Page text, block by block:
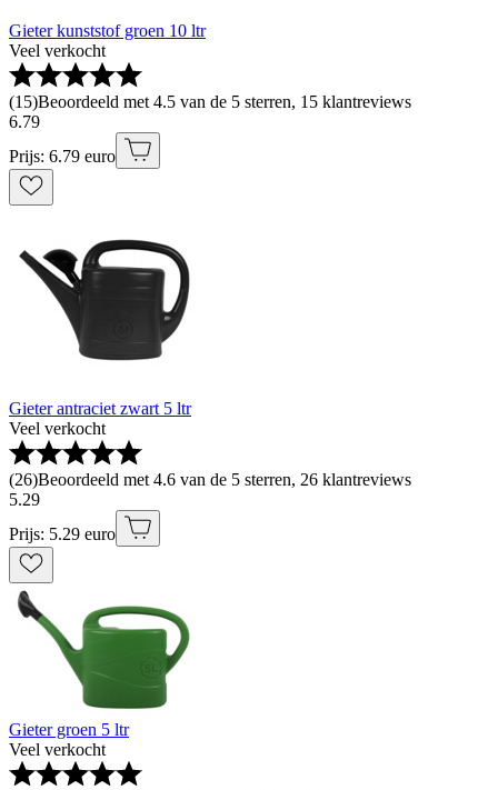
Gieter kunststof groen 10 ltr
Veel verkocht
(15)Beoordeeld met 4.5 van de 5 sterren, 15 klantreviews
6.79
Prijs: 6.79 euro
Gieter antraciet zwart 5 ltr
Veel verkocht
(26)Beoordeeld met 4.6 van de 5 sterren, 26 klantreviews
5.29
Prijs: 5.29 euro
Gieter groen 5 ltr
Veel verkocht